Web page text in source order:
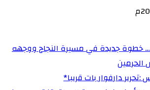
خطوة جديدة في مسيرة النجاح ووجهه
دارفوار بات قريبا*